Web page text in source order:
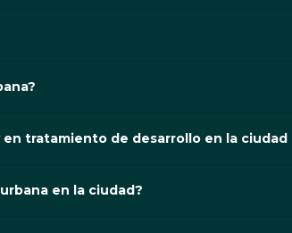
en tratamiento de desarrollo en la ciudad
en la ciudad?